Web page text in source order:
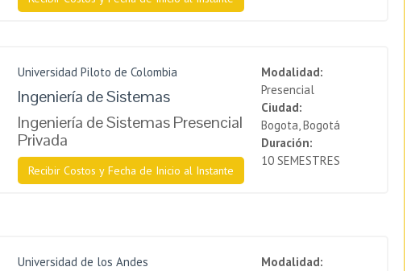
Universidad Piloto de Colombia
Ingeniería de Sistemas
Ingeniería de Sistemas Presencial
Privada
Recibir Costos y Fecha de Inicio al Instante
Modalidad:
Presencial
Ciudad:
Bogota, Bogotá
Duración:
10 SEMESTRES
Universidad de los Andes
Modalidad: